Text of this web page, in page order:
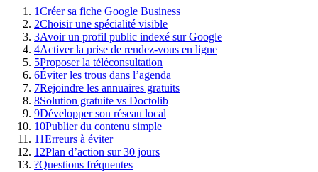
1Créer sa fiche Google Business
2Choisir une spécialité visible
3Avoir un profil public indexé sur Google
4Activer la prise de rendez-vous en ligne
5Proposer la téléconsultation
6Éviter les trous dans l’agenda
7Rejoindre les annuaires gratuits
8Solution gratuite vs Doctolib
9Développer son réseau local
10Publier du contenu simple
11Erreurs à éviter
12Plan d’action sur 30 jours
?Questions fréquentes